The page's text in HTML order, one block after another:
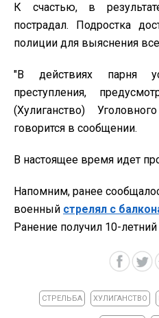
К счастью, в
пострадал. Подростка
полиции для выяснения
"В действиях парня
преступления,
(Хулиганство)
говорится в сообщении.
В настоящее время идет
Напомним, ранее
военный стрелял с
Ранение получил 10-
СТРЕЛЬБА ХУЛИГАНСТВО